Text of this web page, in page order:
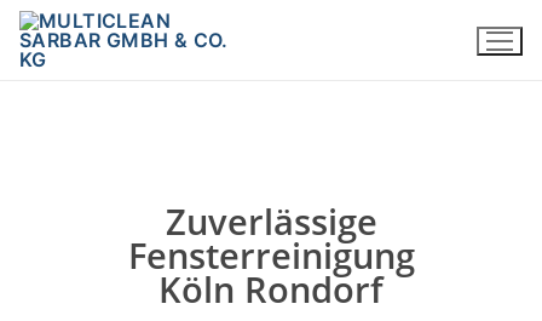
Zuverlässige
Fensterreinigung
Köln Rondorf